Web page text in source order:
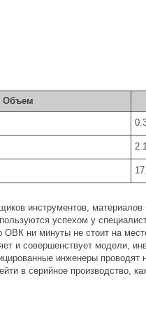
Объем
инструментов,
успехом у
ни минуты не стоит на
и совершенствует модели,
инженеры проводят
в серийное производство,